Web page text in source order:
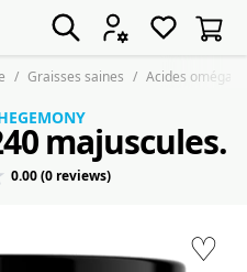
Graisses saines Acides oméga
♡
majuscules.
0.00 (0 reviews)